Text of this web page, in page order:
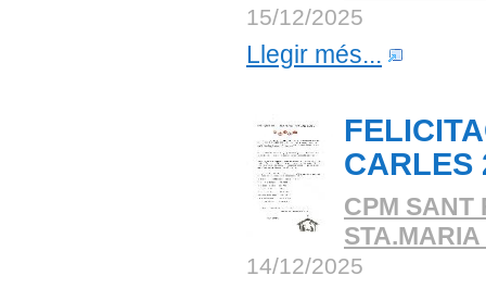
15/12/2025
Llegir més...
CARLES
CPM SANT
14/12/2025